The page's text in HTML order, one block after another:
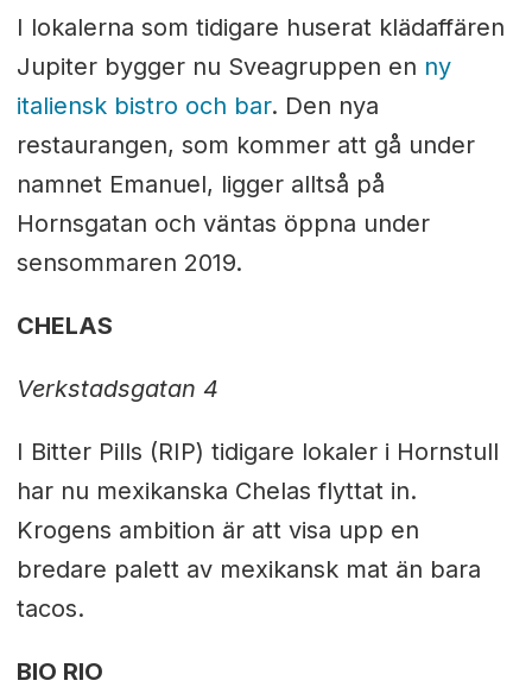
I lokalerna som tidigare huserat klädaffären
Jupiter bygger nu Sveagruppen en ny
italiensk bistro och bar. Den nya
restaurangen, som kommer att gå under
namnet Emanuel, ligger alltså på
Hornsgatan och väntas öppna under
sensommaren 2019.
CHELAS
Verkstadsgatan 4
I Bitter Pills (RIP) tidigare lokaler i Hornstull
har nu mexikanska Chelas flyttat in.
Krogens ambition är att visa upp en
bredare palett av mexikansk mat än bara
tacos.
BIO RIO